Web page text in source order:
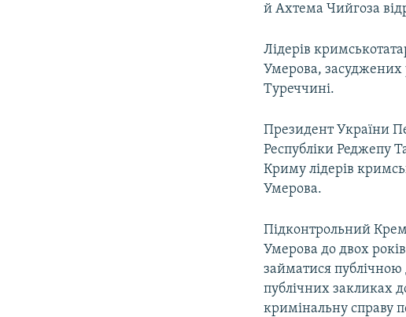
й Ахтема Чийгоза
Лідерів
Умерова,
Туреччині.
Президент України
Республіки Реджепу
Криму лідерів
Умерова.
Підконтрольний
Умерова до двох
займатися публічною
публічних закликах
кримінальну справу